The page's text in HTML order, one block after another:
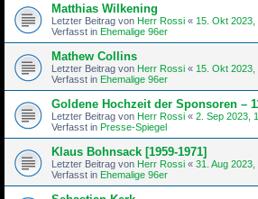
Matthias Wilkening
Letzter Beitrag von Herr Rossi « 15. Okt 2023,
Verfasst in Ehemalige 96er
Mathew Collins
Letzter Beitrag von Herr Rossi « 15. Okt 2023,
Verfasst in Ehemalige 96er
Goldene Hochzeit der Sponsoren –
Letzter Beitrag von Herr Rossi « 2. Sep 2023,
Verfasst in Presse-Spiegel
Klaus Bohnsack [1959-1971]
Letzter Beitrag von Herr Rossi « 31. Aug 2023,
Verfasst in Ehemalige 96er